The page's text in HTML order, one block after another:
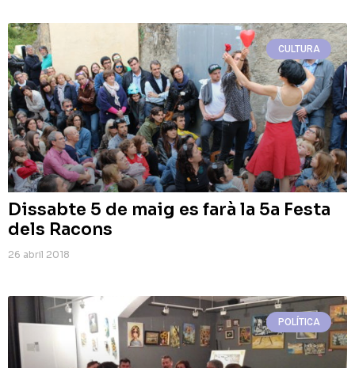
CULTURA
Dissabte 5 de maig es farà la 5a Festa
dels Racons
26 abril 2018
POLÍTICA